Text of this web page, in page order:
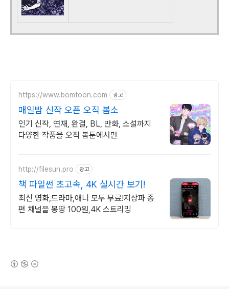
https://www.bomtoon.com 광고
매일밤 신작 오픈 오직 봄소
인기 신작, 연재, 완결, BL, 만화, 소설까지
다양한 작품을 오직 봄툰에서만
http://filesun.pro 광고
책 파일썬 초고속, 4K 실시간 보기!
최신 영화,드라마,애니 모두 무료!지상파 종
편 채널을 몽땅 100원,4K 스트리밍